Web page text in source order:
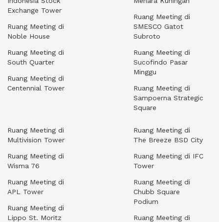
Exchange Tower
Ruang Meeting di
Noble House
Ruang Meeting di
South Quarter
Ruang Meeting di
Centennial Tower
Ruang Meeting di
SMESCO Gatot
Subroto
Ruang Meeting di
Sucofindo Pasar
Minggu
Ruang Meeting di
Sampoerna Strategic
Square
Ruang Meeting di
Multivision Tower
Ruang Meeting di
Wisma 76
Ruang Meeting di
APL Tower
Ruang Meeting di
Lippo St. Moritz
Ruang Meeting di
The Breeze BSD City
Ruang Meeting di IFC
Tower
Ruang Meeting di
Chubb Square
Podium
Ruang Meeting di